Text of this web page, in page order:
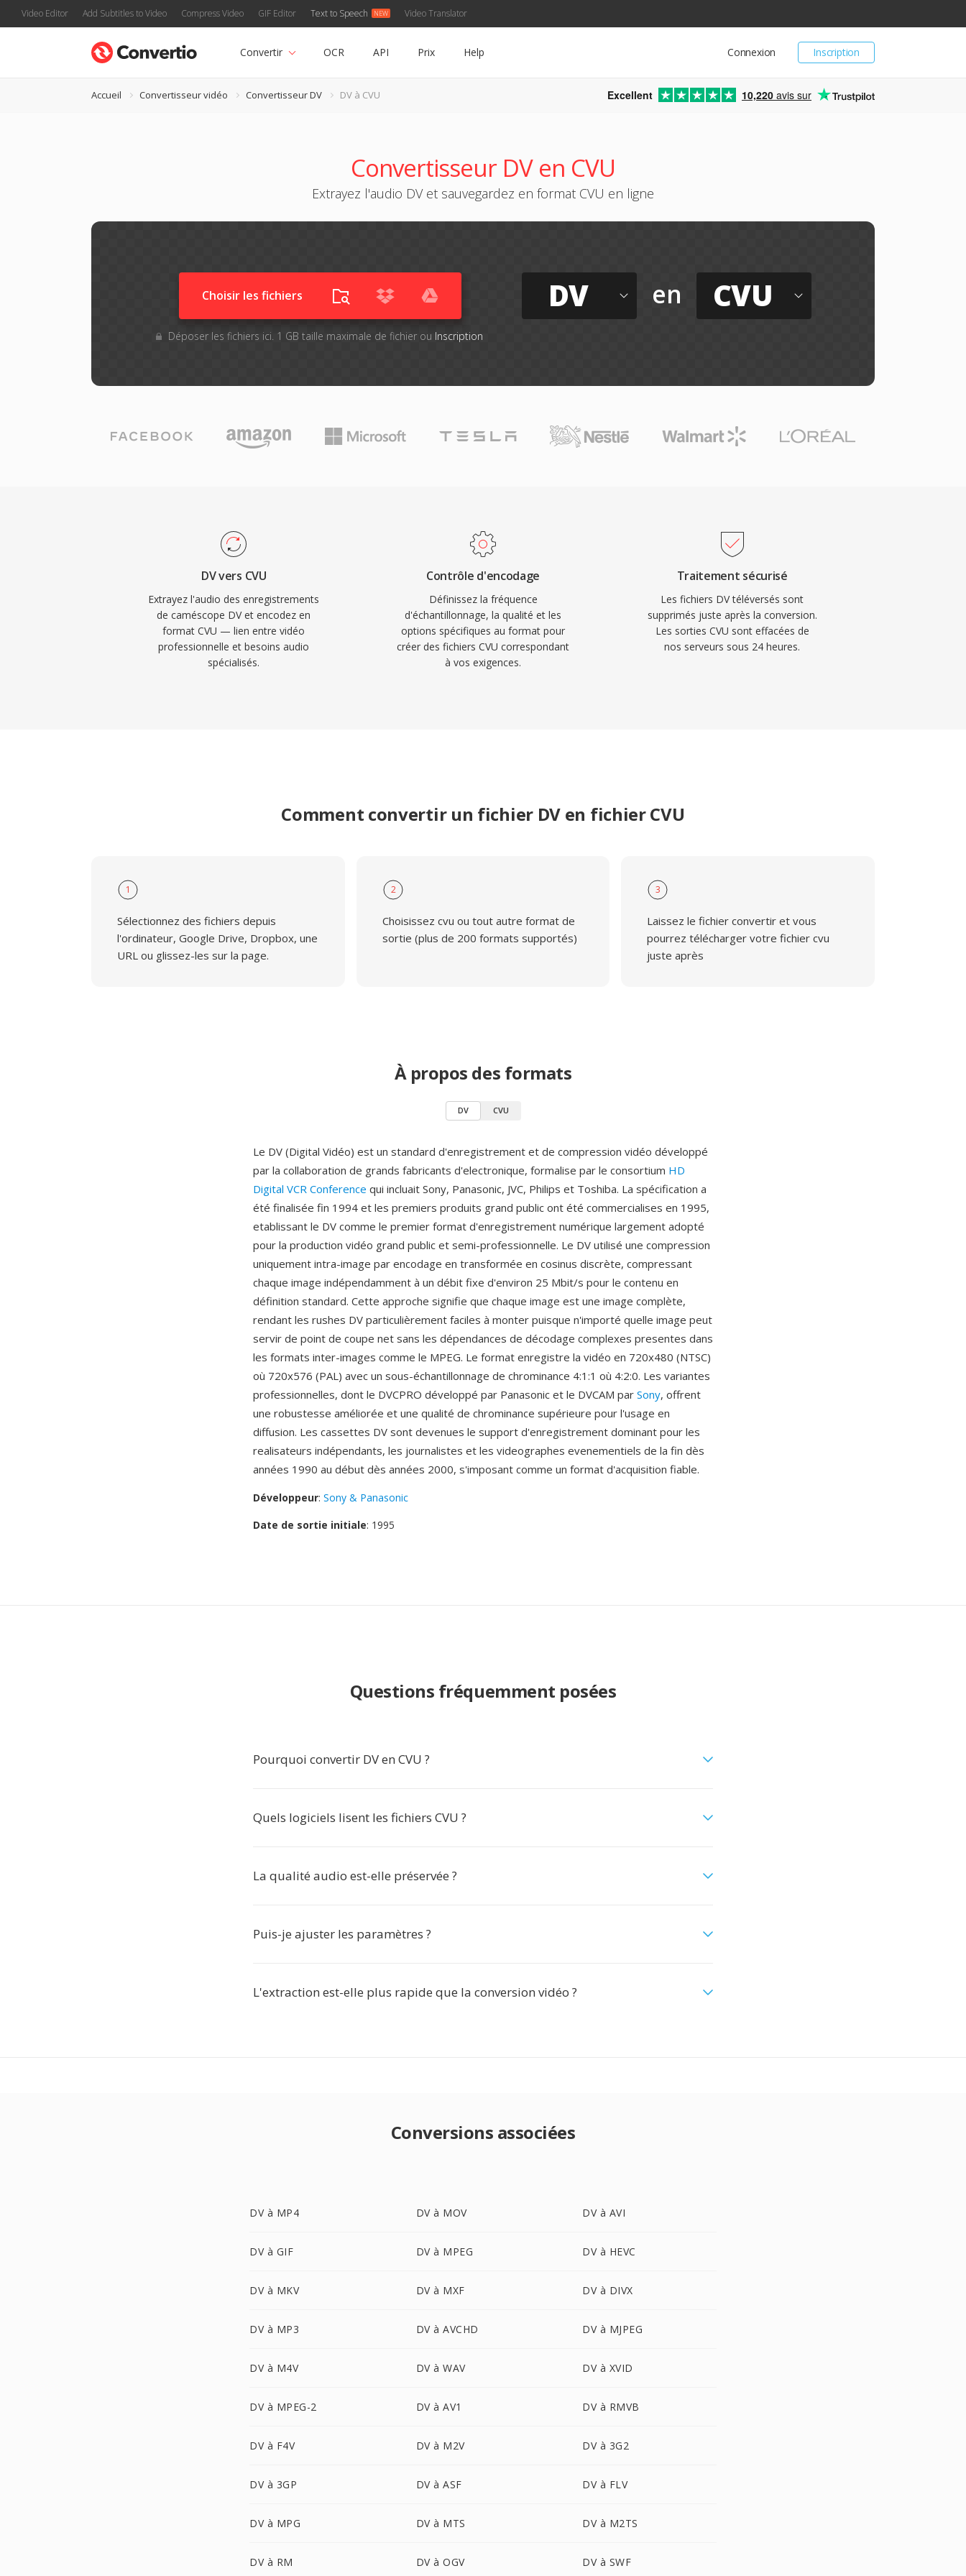
Video Editor Add Subtitles to Video Compress Video GIF Editor Text to Speech Video Translator
Inscription
Connexion
Convertir OCR API Prix Help
Accueil Convertisseur vidéo Convertisseur DV DV à CVU Excellent 10,220 avis sur
Convertisseur DV en CVU
Extrayez l'audio DV et sauvegardez en format CVU en ligne
Choisir les fichiers
Déposer les fichiers ici. 1 GB taille maximale de fichier ou Inscription
DV en CVU
DV vers CVU
Extrayez l'audio des enregistrements
de caméscope DV et encodez en
format CVU — lien entre vidéo
professionnelle et besoins audio
spécialisés.
Contrôle d'encodage
Définissez la fréquence
d'échantillonnage, la qualité et les
options spécifiques au format pour
créer des fichiers CVU correspondant
à vos exigences.
Traitement sécurisé
Les fichiers DV téléversés sont
supprimés juste après la conversion.
Les sorties CVU sont effacées de
nos serveurs sous 24 heures.
Comment convertir un fichier DV en fichier CVU
1
Sélectionnez des fichiers depuis
l'ordinateur, Google Drive, Dropbox, une
URL ou glissez-les sur la page.
2
Choisissez cvu ou tout autre format de
sortie (plus de 200 formats supportés)
3
Laissez le fichier convertir et vous
pourrez télécharger votre fichier cvu
juste après
À propos des formats
DV CVU
Le DV (Digital Vidéo) est un standard d'enregistrement et de compression vidéo développé
par la collaboration de grands fabricants d'electronique, formalise par le consortium HD
Digital VCR Conference qui incluait Sony, Panasonic, JVC, Philips et Toshiba. La spécification a
été finalisée fin 1994 et les premiers produits grand public ont été commercialises en 1995,
etablissant le DV comme le premier format d'enregistrement numérique largement adopté
pour la production vidéo grand public et semi-professionnelle. Le DV utilisé une compression
uniquement intra-image par encodage en transformée en cosinus discrète, compressant
chaque image indépendamment à un débit fixe d'environ 25 Mbit/s pour le contenu en
définition standard. Cette approche signifie que chaque image est une image complète,
rendant les rushes DV particulièrement faciles à monter puisque n'importé quelle image peut
servir de point de coupe net sans les dépendances de décodage complexes presentes dans
les formats inter-images comme le MPEG. Le format enregistre la vidéo en 720x480 (NTSC)
où 720x576 (PAL) avec un sous-échantillonnage de chrominance 4:1:1 où 4:2:0. Les variantes
professionnelles, dont le DVCPRO développé par Panasonic et le DVCAM par Sony, offrent
une robustesse améliorée et une qualité de chrominance supérieure pour l'usage en
diffusion. Les cassettes DV sont devenues le support d'enregistrement dominant pour les
realisateurs indépendants, les journalistes et les videographes evenementiels de la fin dès
années 1990 au début dès années 2000, s'imposant comme un format d'acquisition fiable.
Développeur: Sony & Panasonic
Date de sortie initiale: 1995
Questions fréquemment posées
Pourquoi convertir DV en CVU ?
Quels logiciels lisent les fichiers CVU ?
La qualité audio est-elle préservée ?
Puis-je ajuster les paramètres ?
L'extraction est-elle plus rapide que la conversion vidéo ?
Conversions associées
DV à MP4 DV à MOV DV à AVI
DV à GIF DV à MPEG DV à HEVC
DV à MKV DV à MXF DV à DIVX
DV à MP3 DV à AVCHD DV à MJPEG
DV à M4V DV à WAV DV à XVID
DV à MPEG-2 DV à AV1 DV à RMVB
DV à F4V DV à M2V DV à 3G2
DV à 3GP DV à ASF DV à FLV
DV à MPG DV à MTS DV à M2TS
DV à RM DV à OGV DV à SWF